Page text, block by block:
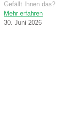
Gefällt Ihnen das?
Mehr erfahren
30. Juni 2026